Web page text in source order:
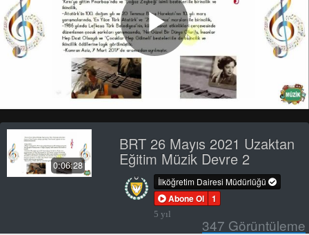
Play
Video
0:06:28
BRT 26 Mayıs 2021 Uzaktan
Eğitim Müzik Devre 2
İlköğretim Dairesi Müdürlüğü
Abone Ol 1
5 yıl
347 Görüntüleme